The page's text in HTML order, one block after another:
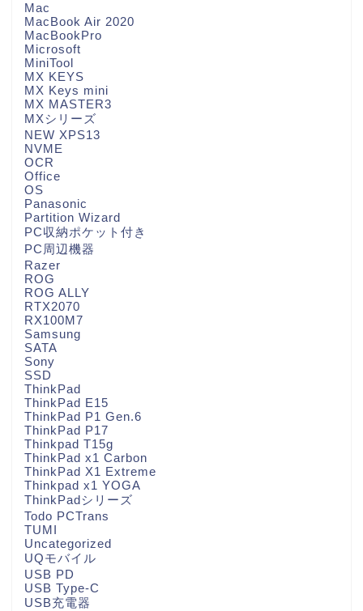
Mac
MacBook Air 2020
MacBookPro
Microsoft
MiniTool
MX KEYS
MX Keys mini
MX MASTER3
MXシリーズ
NEW XPS13
NVME
OCR
Office
OS
Panasonic
Partition Wizard
PC収納ポケット付き
PC周辺機器
Razer
ROG
ROG ALLY
RTX2070
RX100M7
Samsung
SATA
Sony
SSD
ThinkPad
ThinkPad E15
ThinkPad P1 Gen.6
ThinkPad P17
Thinkpad T15g
ThinkPad x1 Carbon
ThinkPad X1 Extreme
Thinkpad x1 YOGA
ThinkPadシリーズ
Todo PCTrans
TUMI
Uncategorized
UQモバイル
USB PD
USB Type-C
USB充電器